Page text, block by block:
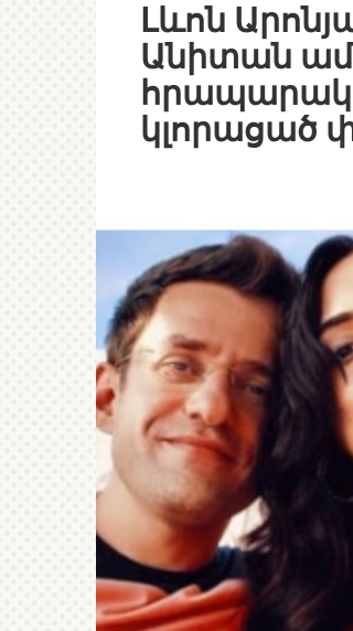
Լևոն
Անիտան
կլորացած